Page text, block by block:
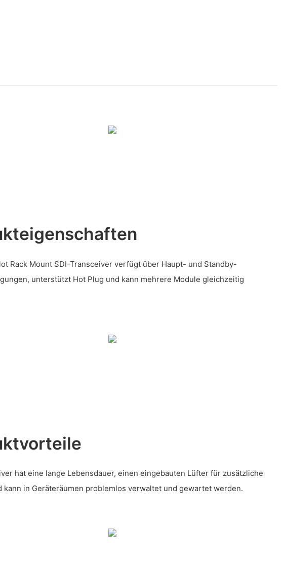
Rack Mount SDI-Transceiver verfügt über Haupt- und Standby-
unterstützt Hot Plug und kann mehrere Module gleichzeitig
hat eine lange Lebensdauer, einen eingebauten Lüfter für zusätzliche
kann in Geräteräumen problemlos verwaltet und gewartet werden.